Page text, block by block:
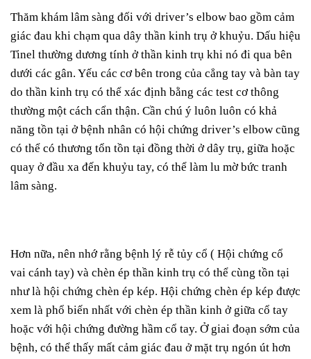
Thăm khám lâm sàng đối với driver’s elbow bao gồm cảm
giác đau khi chạm qua dây thần kinh trụ ở khuỷu. Dấu hiệu
Tinel thường dương tính ở thần kinh trụ khi nó đi qua bên
dưới các gân. Yếu các cơ bên trong của cẳng tay và bàn tay
do thần kinh trụ có thể xác định bằng các test cơ thông
thường một cách cẩn thận. Cần chú ý luôn luôn có khả
năng tồn tại ở bệnh nhân có hội chứng driver’s elbow cũng
có thể có thương tổn tồn tại đồng thời ở dây trụ, giữa hoặc
quay ở đầu xa đến khuỷu tay, có thể làm lu mờ bức tranh
lâm sàng.
Hơn nữa, nên nhớ rằng bệnh lý rễ tủy cổ ( Hội chứng cổ
vai cánh tay) và chèn ép thần kinh trụ có thể cùng tồn tại
như là hội chứng chèn ép kép. Hội chứng chèn ép kép được
xem là phổ biến nhất với chèn ép thần kinh ở giữa cổ tay
hoặc với hội chứng đường hầm cổ tay. Ở giai đoạn sớm của
bệnh, có thể thấy mất cảm giác đau ở mặt trụ ngón út hơn